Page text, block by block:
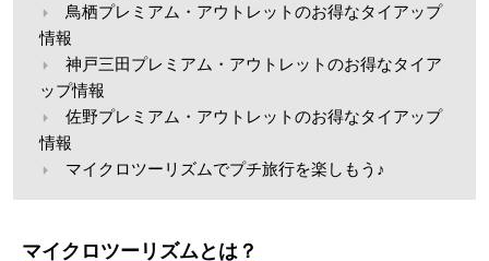
鳥栖プレミアム・アウトレットのお得なタイアップ
情報
神戸三田プレミアム・アウトレットのお得なタイア
ップ情報
佐野プレミアム・アウトレットのお得なタイアップ
情報
マイクロツーリズムでプチ旅行を楽しもう♪
マイクロツーリズムとは？